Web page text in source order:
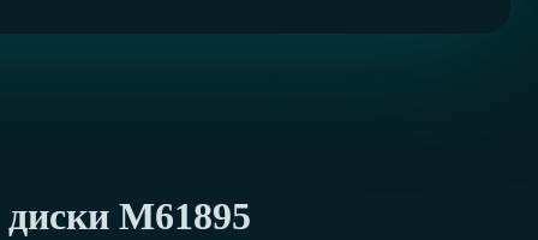
М61895